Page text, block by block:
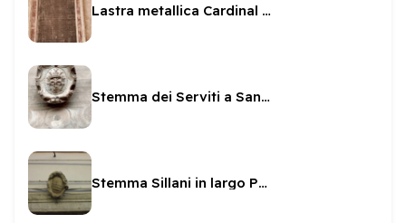
Lastra metallica Cardinal Facchinetti
Stemma dei Serviti a Santa Maria delle Grazie
Stemma Sillani in largo Possenti